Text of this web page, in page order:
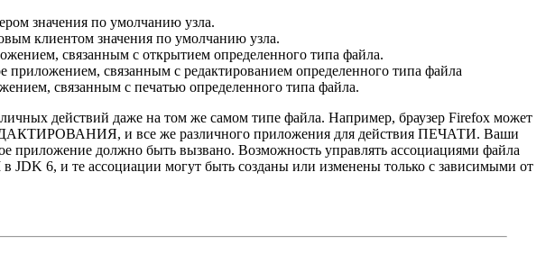
значения по умолчанию узла.
клиентом значения по умолчанию узла.
связанным с открытием определенного типа файла.
связанным с редактированием определенного типа файла
связанным с печатью определенного типа файла.
действий даже на том же самом типе файла. Например, браузер Firefox может
и все же различного приложения для действия ПЕЧАТИ. Ваши
приложение должно быть вызвано. Возможность управлять ассоциациями файла
JDK 6, и те ассоциации могут быть созданы или изменены только с зависимыми от